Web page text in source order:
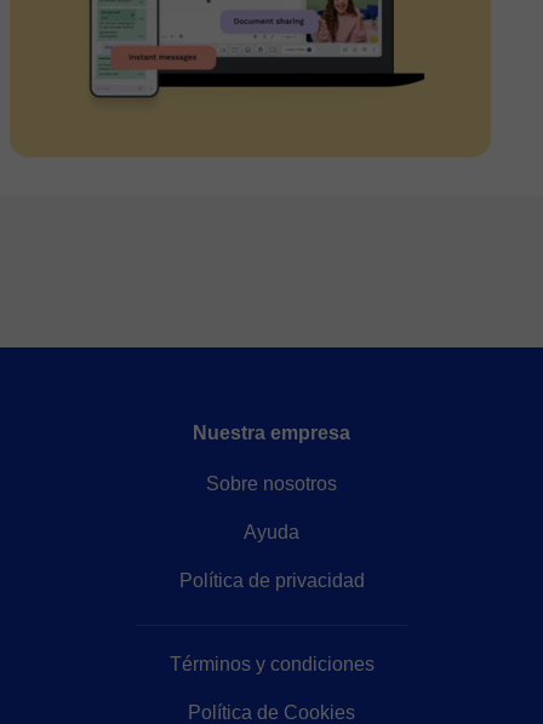
Nuestra empresa
Sobre nosotros
Ayuda
Política de privacidad
Términos y condiciones
Política de Cookies